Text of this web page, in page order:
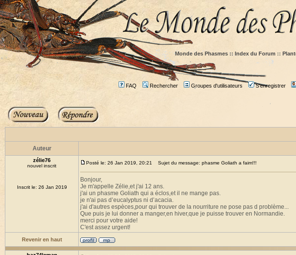
Monde des Phasmes :: Index du Forum ::
FAQ Rechercher Groupes d'utilisateurs S'enregistrer
Auteur
zélie76
nouvel inscrit
Inscrit le: 26 Jan 2019
Posté le: 26 Jan 2019, 20:21 Sujet du message: phasme Goliath a faim!!!
Bonjour,
Je m'appelle Zélie,et j'ai 12 ans.
j'ai un phasme Goliath qui a éclos,et il ne mange pas.
je n'ai pas d’eucalyptus ni d’acacia.
j'ai d'autres espèces,pour qui trouver de la nourriture ne pose pas d problème...
Que puis je lui donner a manger,en hiver,que je puisse trouver en Normandie.
merci pour votre aide!
C'est assez urgent!
Revenir en haut